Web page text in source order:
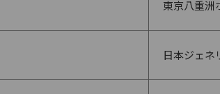
東京八重洲
日本ジェネ